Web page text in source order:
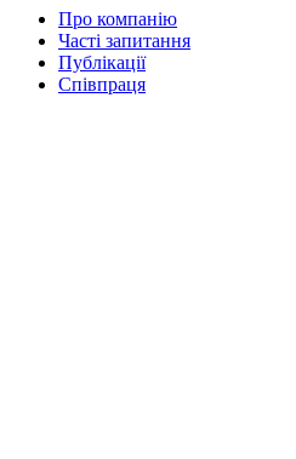
Про компанію
Часті запитання
Публікації
Співпраця